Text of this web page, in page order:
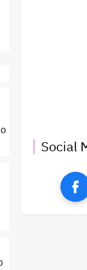
Social